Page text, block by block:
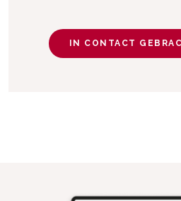
IN CONTACT